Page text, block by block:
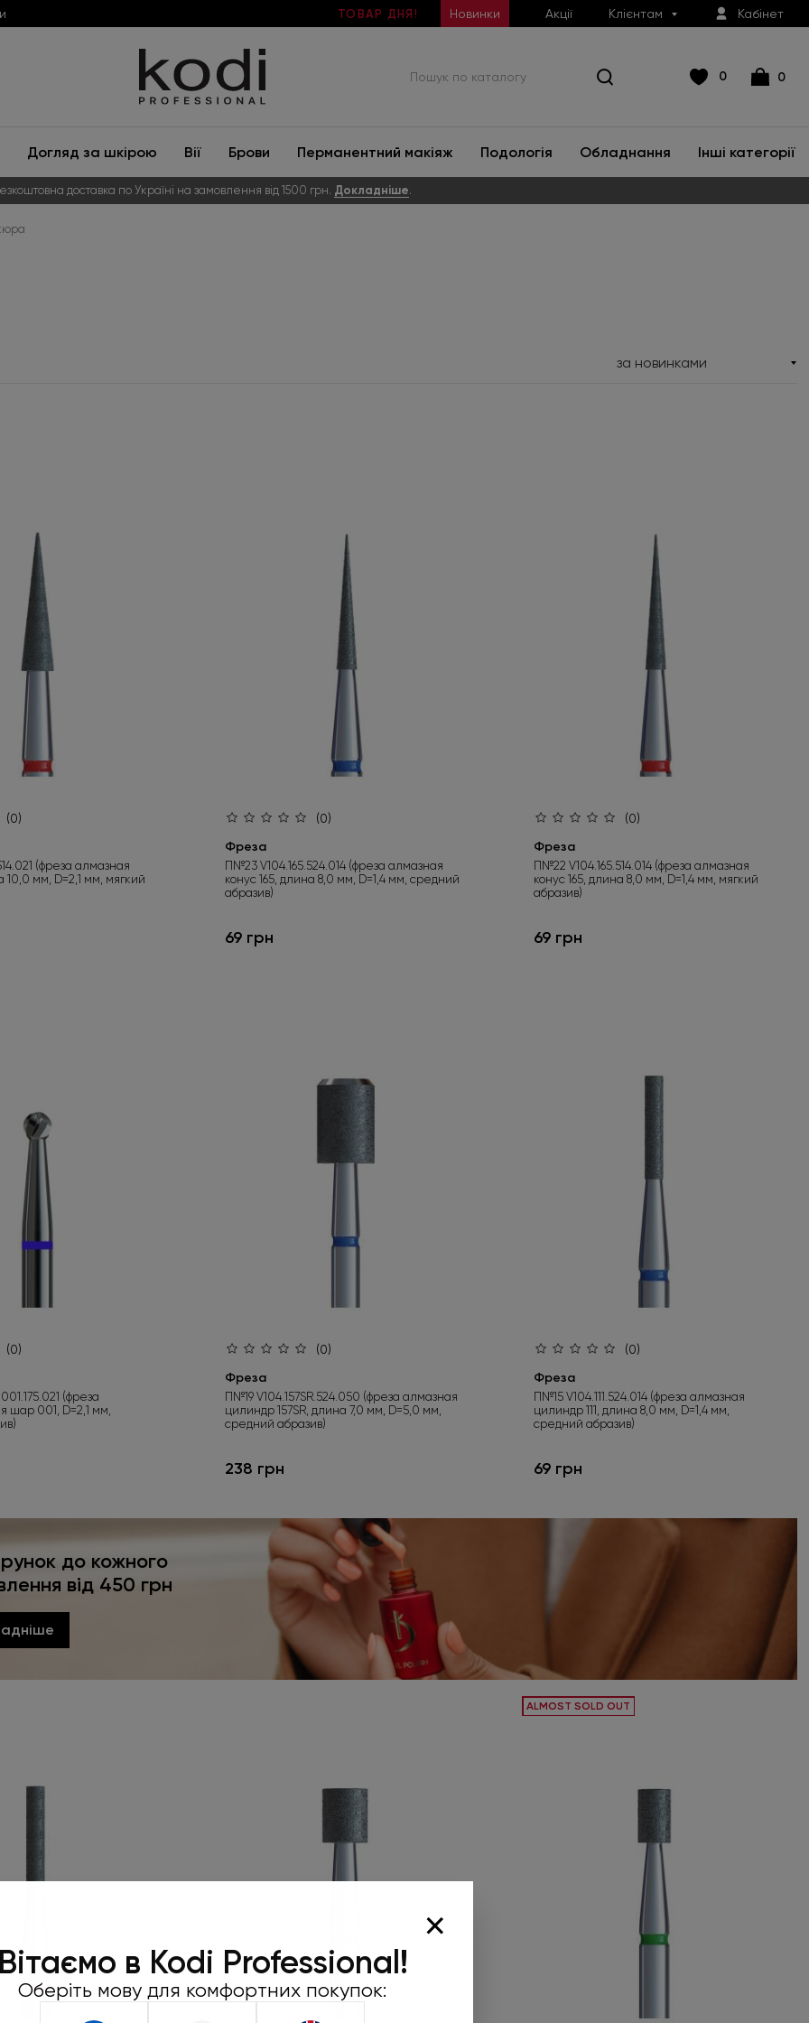
×
в Kodi Professional!
Оберіть мову для комфортних покупок:
ТОВАР ДНЯ! Новинки Акції Клієнтам Кабінет
0 0
Догляд за шкірою Вії Брови Перманентний макіяж Подологія Обладнання Інші категорії
доставка по Україні на замовлення від 1500 грн. Докладніше.
за новинками
(0)
(фреза алмазная
10,0 мм, D=2,1 мм, мягкий
(0)
Фреза
П№23 V104.165.524.014 (фреза алмазная
конус 165, длина 8,0 мм, D=1,4 мм, средний
абразив)
69 грн
(0)
Фреза
П№22 V104.165.514.014 (фреза алмазная
конус 165, длина 8,0 мм, D=1,4 мм, мягкий
абразив)
69 грн
(0)
(фреза
шар 001, D=2,1 мм,
(0)
Фреза
П№19 V104.157SR.524.050 (фреза алмазная
цилиндр 157SR, длина 7,0 мм, D=5,0 мм,
средний абразив)
238 грн
(0)
Фреза
П№15 V104.111.524.014 (фреза алмазная
цилиндр 111, длина 8,0 мм, D=1,4 мм,
средний абразив)
69 грн
до кожного
від 450 грн
ALMOST SOLD OUT
Робіть замовлення від
450 грн та обирайте
подарунок